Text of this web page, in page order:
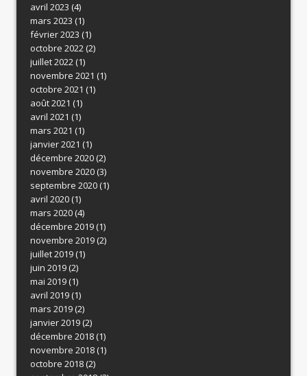
avril 2023 (4)
mars 2023 (1)
février 2023 (1)
octobre 2022(2)
juillet 2022(1)
novembre 2021 (1)
octobre 2021 (1)
août 2021 (1)
avril 2021 (1)
mars 2021 (1)
janvier 2021 (1)
décembre 2020(2)
novembre 2020(3)
septembre 2020(1)
avril 2020(1)
mars 2020(4)
décembre 2019(1)
novembre 2019(2)
juillet 2019(1)
juin 2019(2)
mai 2019(1)
avril 2019(1)
mars 2019(2)
janvier 2019(2)
décembre 2018(1)
novembre 2018(1)
octobre 2018(2)